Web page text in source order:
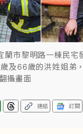
圖利渡假村！東檢抗
蘭市黎明路一棟民宅
及66歲的洪姓姐弟
攝畫面
連結 訂閱